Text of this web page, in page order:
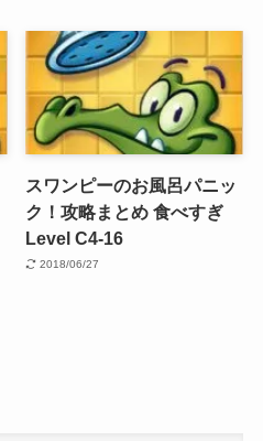
スワンピーのお風呂パニッ
ク！攻略まとめ 食べすぎ
Level C4-16
2018/06/27